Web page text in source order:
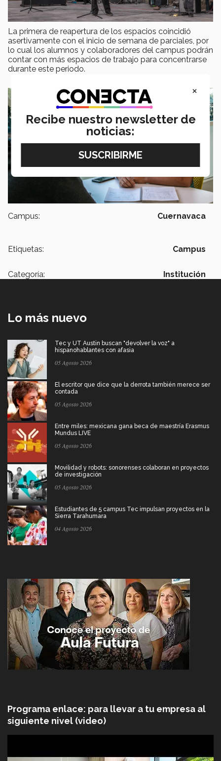
La primera de reapertura de los espacios coincidió
asertivamente con el inicio de semana de parciales, por
lo cual los alumnos y colaboradores del campus podrán
contar con más espacios de trabajo para concentrarse
durante este periodo.
Campus: Cuernavaca
Etiquetas: Campus
Categoría: Institución
Lo más nuevo
Tec y UT Austin buscan "devolver la voz" a
hispanohablantes con afasia
05 Agosto 2026
El escritor que dice que la derrota también merece ser
contada
05 Agosto 2026
Entre miles: mexicana gana beca de maestría Erasmus
Mundus LIVE
05 Agosto 2026
Movilidad y robots: sonorenses colaboran en proyectos
de investigación
05 Agosto 2026
Estudiantes de 5 campus Tec impulsan proyectos en la
Sierra Tarahumara
04 Agosto 2026
Programa enlace: para llevar a tu empresa al
siguiente nivel (video)
×
Recibe nuestro newsletter de
noticias: